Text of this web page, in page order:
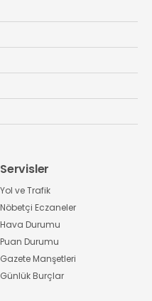
Servisler
Yol ve Trafik
Nöbetçi Eczaneler
Hava Durumu
Puan Durumu
Gazete Manşetleri
Günlük Burçlar